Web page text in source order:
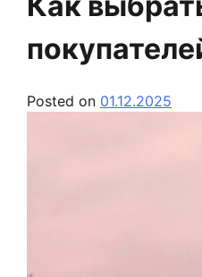
Posted on 01.12.2025